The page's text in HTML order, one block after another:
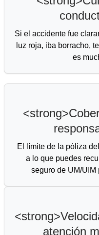
Si el accidente fue
luz roja, iba borracho,
es
El límite de la póliza
a lo que puedes
seguro de UM/UIM
atención